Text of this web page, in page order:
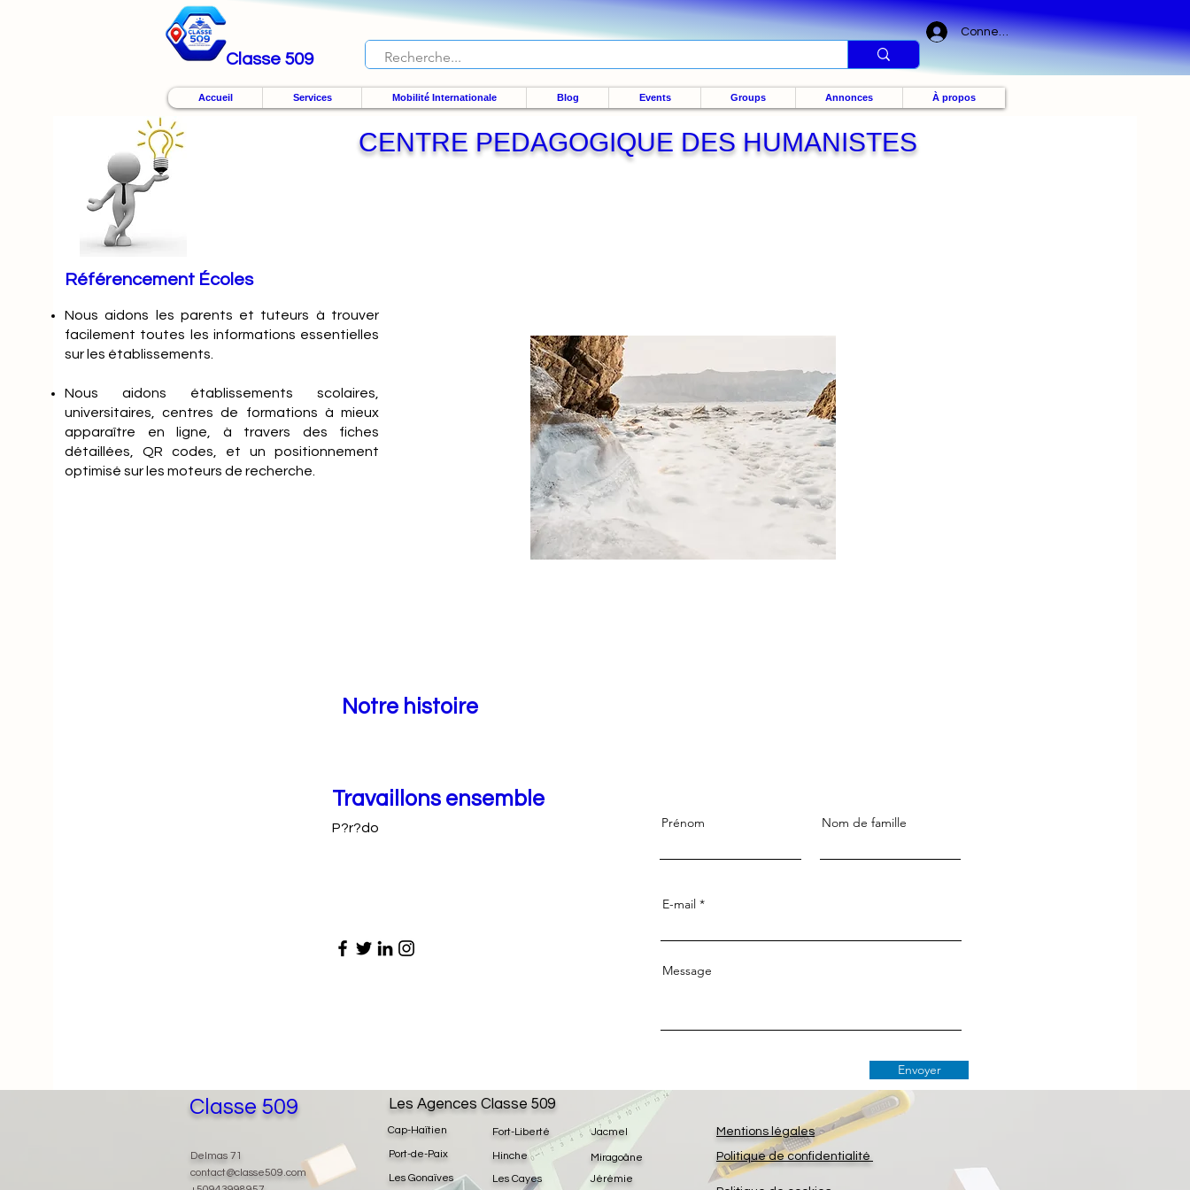
Classe 509
Connexion
Accueil Services Mobilité Internationale Blog Events Groups Annonces À propos
Référencement Écoles
Nousaidons les parents et tuteurs à trouver
facilement toutes les informations essentielles
sur les établissements.
Nous aidons établissements scolaires,
universitaires, centres de formations à mieux
apparaître en ligne, à travers des fiches
détaillées, QR codes, et un positionnement
optimisé sur les moteurs de recherche.
CENTRE PEDAGOGIQUE DES HUMANISTES
Notre histoire
Travaillons ensemble
P?r?do Prénom Nom de famille
E-mail
Message
Envoyer
Classe 509
Delmas 71
contact@classe509.com
Fort-Liberté
Hinche
Les Cayes
Jacmel
Jérémie
Miragoâne
Les Agences Classe 509
Cap-Haïtien
Port-de-Paix
Les Gonaïves
Mentions légales
Politique de confidentialité